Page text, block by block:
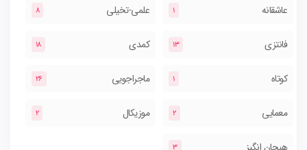
عاشقانه 1 علمی-تخیلی 8
فانتزی 13 کمدی 18
کوتاه 1 ماجراجویی 26
معمایی 2 موزیکال 2
3